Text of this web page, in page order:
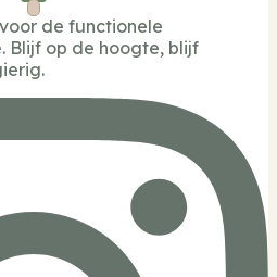
de functionele
Blijf op de hoogte, blijf